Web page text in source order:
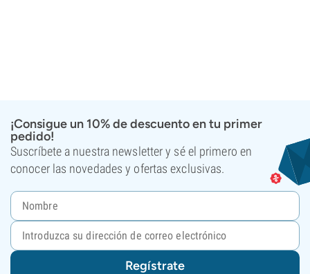
¡Consigue un 10% de descuento en tu primer
pedido!
Suscríbete a nuestra newsletter y sé el primero en
conocer las novedades y ofertas exclusivas.
Regístrate